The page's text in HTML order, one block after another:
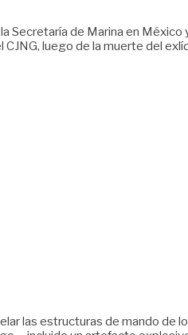
Secretaría de Marina en
luego de la muerte del
las estructuras de mando de